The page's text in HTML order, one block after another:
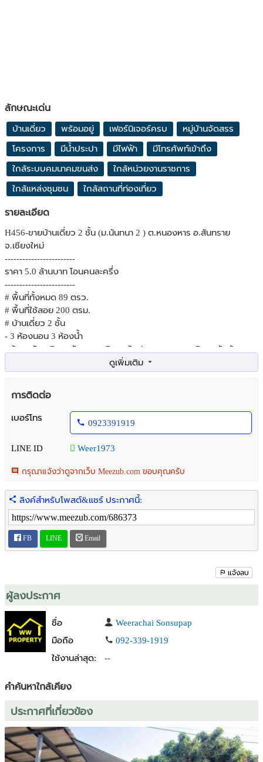
ลักษณะเด่น
บ้านเดี่ยว พร้อมอยู่ เฟอร์นิเจอร์ครบ หมู่บ้านจัดสรร
โครงการ มีน้ำประปา มีไฟฟ้า มีโทรศัพท์เข้าถึง
ใกล้ระบบคมนาคมขนส่ง ใกล้หน่วยงานราชการ
ใกล้แหล่งชุมชน ใกล้สถานที่ท่องเที่ยว
รายละเอียด
H456-ขายบ้านเดี่ยว 2 ชั้น (ม.นันทนา 2 ) ต.หนองหาร อ.สันทราย
จ.เชียงใหม่
------------------------
ราคา 5.0 ล้านบาท โอนคนละครึ่ง
------------------------
# พื้นที่ทั้งหมด 89 ตรว.
# พื้นที่ใช้สอย 200 ตรม.
# บ้านเดี่ยว 2 ชั้น
- 3 ห้องนอน 3 ห้องน้ำ
- ห้องครัว บริเวณรับแขก บริเวณรับประทานอาหาร บริเวณซักล้าง
# จอดรถได้ 2 คัน
# 3 กม. ริมปิงพลาซ่า
# 4 กม. โรงพยาบาลเทพปัญญา
# 5 กม. เซ็นทรัลเฟสติวัล
# 15 กม. สนามบินเชียงใหม่
----------------------------
# สนใจติดต่อเบอร์ 092-339-1919
# Line ID : Weer1973
----------------------------
การติดต่อ
เบอร์โทร
0923391919
LINE ID Weer1973
กรุณาแจ้งว่าดูจากเว็บ Meezub.com ขอบคุณครับ
ลิงค์สำหรับโพสต์&แชร์ ประกาศนี้:
FB LINE Email
แจ้งลบ
ผู้ลงประกาศ
ชื่อ
Weerachai Sonsupap
มือถือ
092-339-1919
ใช้งานล่าสุด:
--
คำค้นหาใกล้เคียง
ประกาศที่เกี่ยวข้อง